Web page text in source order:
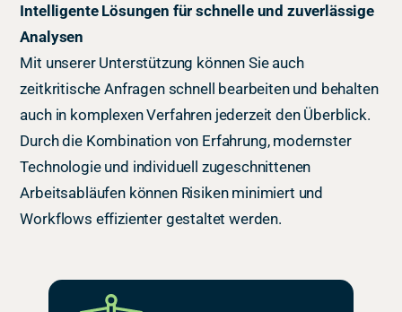
Intelligente Lösungen für schnelle und zuverlässige
Analysen
Mit unserer Unterstützung können Sie auch
zeitkritische Anfragen schnell bearbeiten und behalten
auch in komplexen Verfahren jederzeit den Überblick.
Durch die Kombination von Erfahrung, modernster
Technologie und individuell zugeschnittenen
Arbeitsabläufen können Risiken minimiert und
Workflows effizienter gestaltet werden.